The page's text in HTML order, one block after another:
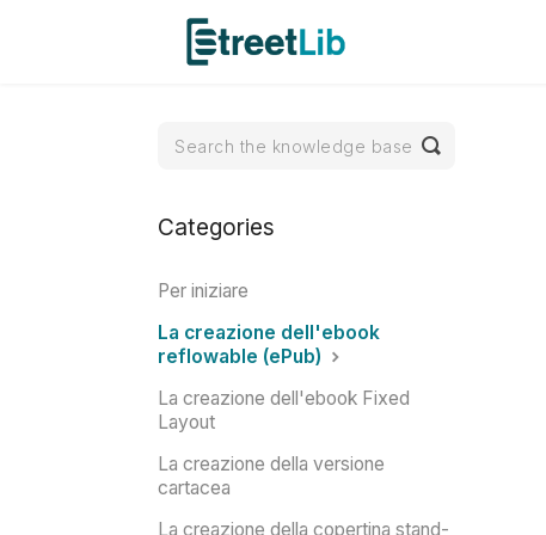
Toggle
Search
Categories
Per iniziare
La creazione dell'ebook
reflowable (ePub)
La creazione dell'ebook Fixed
Layout
La creazione della versione
cartacea
La creazione della copertina stand-